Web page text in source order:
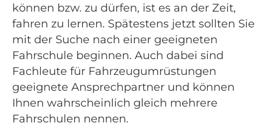
können bzw. zu dürfen, ist es an der Zeit,
fahren zu lernen. Spätestens jetzt sollten Sie
mit der Suche nach einer geeigneten
Fahrschule beginnen. Auch dabei sind
Fachleute für Fahrzeugumrüstungen
geeignete Ansprechpartner und können
Ihnen wahrscheinlich gleich mehrere
Fahrschulen nennen.